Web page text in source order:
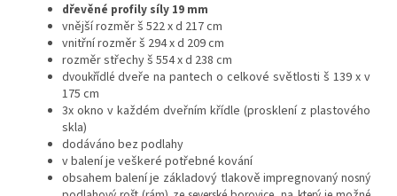
dřevěné profily síly 19 mm
vnější rozměr š 522 x d 217 cm
vnitřní rozměr š 294 x d 209 cm
rozměr střechy š 554 x d 238 cm
dvoukřídlé dveře na pantech o celkové světlosti š 139 x v
175 cm
3x okno v každém dveřním křídle (prosklení z plastového
skla)
dodáváno bez podlahy
v balení je veškeré potřebné kování
obsahem balení je základový tlakově impregnovaný nosný